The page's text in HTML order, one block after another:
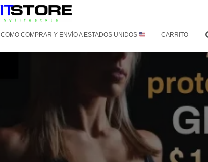
COMO COMPRAR Y ENVÍO A ESTADOS UNIDOS CARRITO